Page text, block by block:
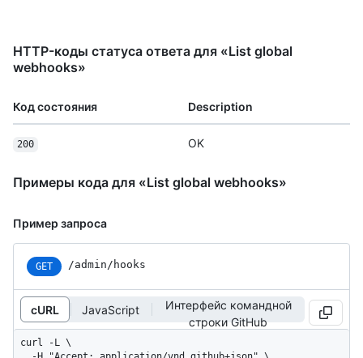
HTTP-коды статуса ответа для «List global
webhooks»
Код состояния Description
200 OK
Примеры кода для «List global webhooks»
Пример запроса
GET /admin/hooks
cURL JavaScript
Интерфейс командной
строки GitHub
curl -L \